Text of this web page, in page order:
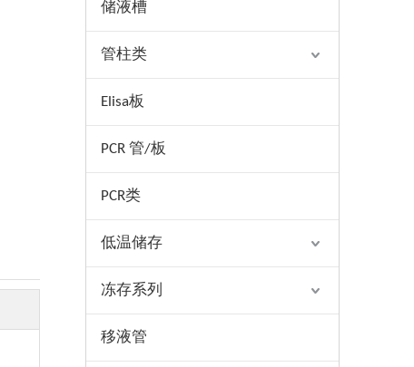
储液槽
管柱类
Elisa板
PCR 管/板
PCR类
低温储存
冻存系列
移液管